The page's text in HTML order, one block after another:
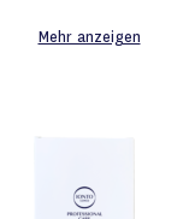
Mehr anzeigen